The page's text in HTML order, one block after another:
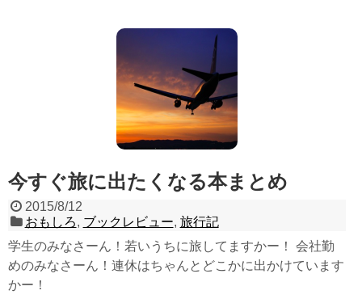
今すぐ旅に出たくなる本まとめ
2015/8/12
おもしろ, ブックレビュー, 旅行記
学生のみなさーん！若いうちに旅してますかー！ 会社勤
めのみなさーん！連休はちゃんとどこかに出かけています
かー！